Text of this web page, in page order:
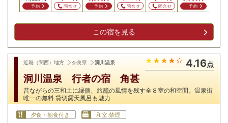
予約 問合せ 予約 問合せ 問合せ 予約
この宿を見る
近畿（関西）地方 奈良県 洞川温泉 4.16点
洞川温泉 行者の宿 角甚
昔ながらの三和土に縁側、旅籠の風情を残す全８室の和空間。温泉街
唯一の無料 貸切露天風呂も魅力
夕食・朝食付き 和室:禁煙